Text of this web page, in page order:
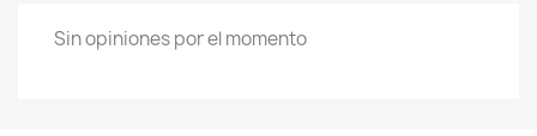
Sin opiniones por el momento